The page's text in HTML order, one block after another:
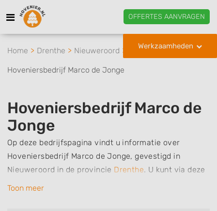
OFFERTES AANVRAGEN
Werkzaamheden
Home Drenthe Nieuweroord
Hoveniersbedrijf Marco de Jonge
Hoveniersbedrijf Marco de
Jonge
Op deze bedrijfspagina vindt u informatie over
Hoveniersbedrijf Marco de Jonge, gevestigd in
Nieuweroord in de provincie Drenthe. U kunt via deze
pagina eenvoudig contact met het bedrijf opnemen
Toon meer